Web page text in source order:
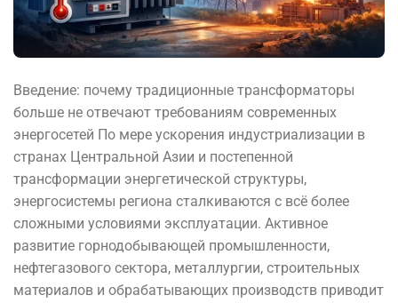
Введение: почему традиционные трансформаторы
больше не отвечают требованиям современных
энергосетей По мере ускорения индустриализации в
странах Центральной Азии и постепенной
трансформации энергетической структуры,
энергосистемы региона сталкиваются с всё более
сложными условиями эксплуатации. Активное
развитие горнодобывающей промышленности,
нефтегазового сектора, металлургии, строительных
материалов и обрабатывающих производств приводит